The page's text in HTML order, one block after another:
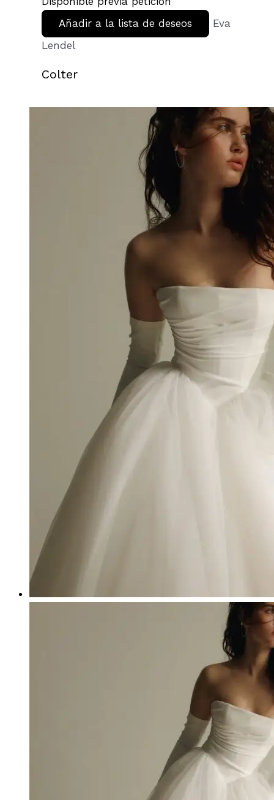
Añadir a la lista de deseos
Eva
Lendel
Colter